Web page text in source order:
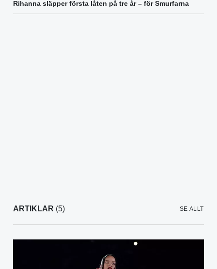
Rihanna släpper första låten på tre år – för Smurfarna
ARTIKLAR (5) SE ALLT